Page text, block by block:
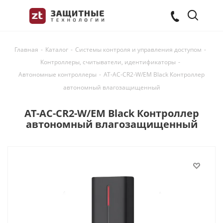
Главная - Каталог - Системы контроля и управления доступом -
Контроллеры, считыватели, идентификаторы -
Автономные контроллеры - AT-AC-CR2-W/EM Black Контроллер
автономный влагозащищенный
AT-AC-CR2-W/EM Black Контроллер
автономный влагозащищенный